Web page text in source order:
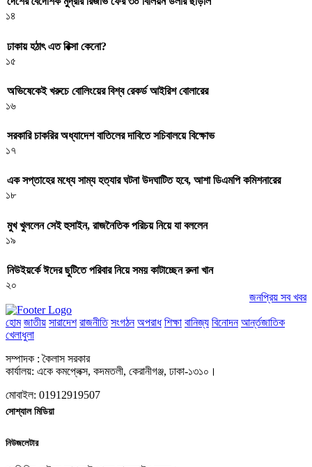
১৪
ঢাকায় হঠাৎ এত রিক্সা কেনো?
১৫
অভিষেকেই খরুচে বোলিংয়ের বিশ্ব রেকর্ড আইরিশ বোলারের
১৬
সরকারি চাকরির অধ্যাদেশ বাতিলের দাবিতে সচিবালয়ে বিক্ষোভ
১৭
এক সপ্তাহের মধ্যে সাম্য হত্যার ঘটনা উদঘাটিত হবে, আশা ডিএমপি কমিশনারের
১৮
মুখ খুললেন সেই হুসাইন, রাজনৈতিক পরিচয় নিয়ে যা বললেন
১৯
নিউইয়র্কে ঈদের ছুটিতে পরিবার নিয়ে সময় কাটাচ্ছেন রুনা খান
২০
জনপ্রিয় সব খবর
হোম জাতীয় সারাদেশ রাজনীতি সংগঠন অপরাধ শিক্ষা বানিজ্য বিনোদন আর্ন্তজাতিক
খেলাধুলা
সম্পাদক : কৈলাস সরকার
কার্যালয়: একে কমপ্লেক্স, কদমতলী, কেরানীগঞ্জ, ঢাকা-১৩১০।
মোবাইল: 01912919507
সোশ্যাল মিডিয়া
নিউজলেটার